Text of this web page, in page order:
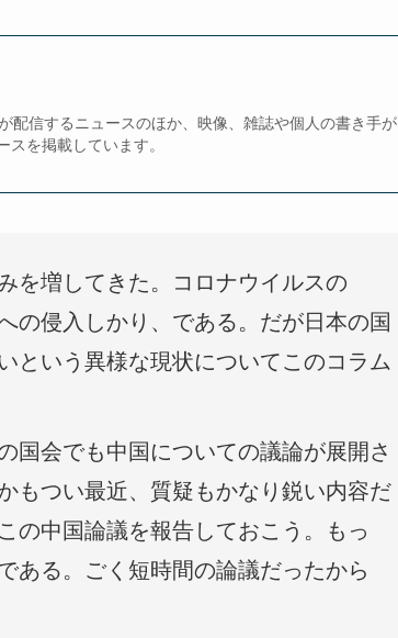
配信するニュースのほか、映像、雑誌や個人の書き手が
を掲載しています。
を増してきた。コロナウイルスの
の侵入しかり、である。だが日本の国
という異様な現状についてこのコラム
国会でも中国についての議論が展開さ
もつい最近、質疑もかなり鋭い内容だ
の中国論議を報告しておこう。もっ
ある。ごく短時間の論議だったから